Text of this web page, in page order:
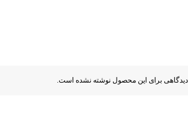
برای این محصول نوشته نشده است.